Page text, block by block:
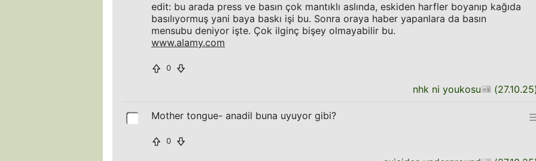
edit: bu arada press ve basın çok mantıklı aslında, eskiden harfler boyanıp kağıda
basılıyormuş yani baya baskı işi bu. Sonra oraya haber yapanlara da basın
mensubu deniyor işte. Çok ilginç bişey olmayabilir bu.
www.alamy.com
0
nhk ni youkosu (27.10.25
Mother tongue- anadil buna uyuyor gibi?
0